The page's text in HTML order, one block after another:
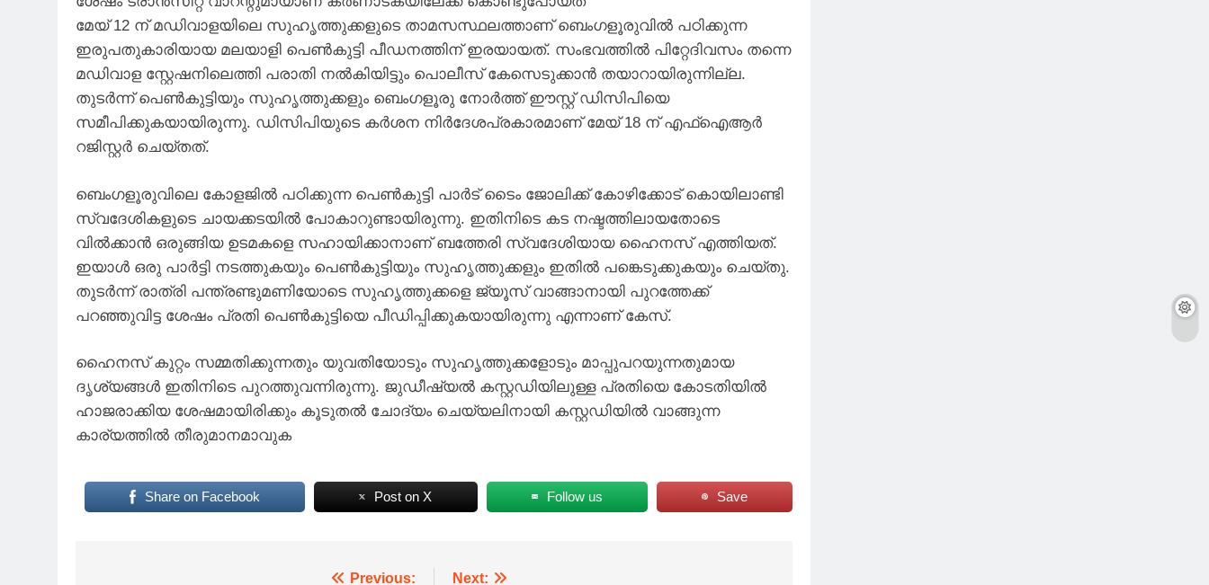
മേയ് 12 ന് മഡിവാളയിലെ സുഹൃത്തുക്കളുടെ താമസസ്ഥലത്താണ് ബെംഗളൂരുവിൽ പഠിക്കുന്ന
ഇരുപതുകാരിയായ മലയാളി പെൺകുട്ടി പീഡനത്തിന് ഇരയായത്. സംഭവത്തിൽ പിറ്റേദിവസം തന്നെ
മഡിവാള സ്റ്റേഷനിലെത്തി പരാതി നൽകിയിട്ടും പൊലീസ് കേസെടുക്കാൻ തയാറായിരുന്നില്ല.
തുടർന്ന് പെൺകുട്ടിയും സുഹൃത്തുക്കളും ബെംഗളൂരു നോർത്ത് ഈസ്റ്റ് ഡിസിപിയെ
സമീപിക്കുകയായിരുന്നു. ഡിസിപിയുടെ കർശന നിർദേശപ്രകാരമാണ് മേയ് 18 ന് എഫ്ഐആർ
റജിസ്റ്റർ ചെയ്തത്.
ബെംഗളൂരുവിലെ കോളജിൽ പഠിക്കുന്ന പെൺകുട്ടി പാർട് ടൈം ജോലിക്ക് കോഴിക്കോട് കൊയിലാണ്ടി
സ്വദേശികളുടെ ചായക്കടയിൽ പോകാറുണ്ടായിരുന്നു. ഇതിനിടെ കട നഷ്ടത്തിലായതോടെ
വിൽക്കാൻ ഒരുങ്ങിയ ഉടമകളെ സഹായിക്കാനാണ് ബത്തേരി സ്വദേശിയായ ഹൈനസ് എത്തിയത്.
ഇയാൾ ഒരു പാർട്ടി നടത്തുകയും പെൺകുട്ടിയും സുഹൃത്തുക്കളും ഇതിൽ പങ്കെടുക്കുകയും ചെയ്തു.
തുടർന്ന് രാത്രി പന്ത്രണ്ടുമണിയോടെ സുഹൃത്തുക്കളെ ജ്യൂസ് വാങ്ങാനായി പുറത്തേക്ക്
പറഞ്ഞുവിട്ട ശേഷം പ്രതി പെൺകുട്ടിയെ പീഡിപ്പിക്കുകയായിരുന്നു എന്നാണ് കേസ്.
ഹൈനസ് കുറ്റം സമ്മതിക്കുന്നതും യുവതിയോടും സുഹൃത്തുക്കളോടും മാപ്പുപറയുന്നതുമായ
ദൃശ്യങ്ങൾ ഇതിനിടെ പുറത്തുവന്നിരുന്നു. ജുഡീഷ്യൽ കസ്റ്റഡിയിലുള്ള പ്രതിയെ കോടതിയിൽ
ഹാജരാക്കിയ ശേഷമായിരിക്കും കൂടുതൽ ചോദ്യം ചെയ്യലിനായി കസ്റ്റഡിയിൽ വാങ്ങുന്ന
കാര്യത്തിൽ തീരുമാനമാവുക
Share on Facebook Post on X Follow us Save
Previous: Next: